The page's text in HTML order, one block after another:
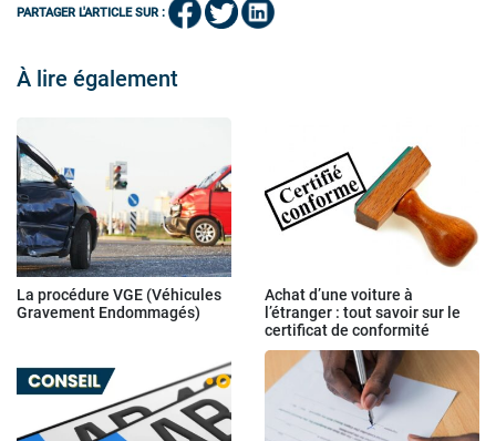
PARTAGER L'ARTICLE SUR :
À lire également
La procédure VGE (Véhicules
Gravement Endommagés)
Achat d’une voiture à
l’étranger : tout savoir sur le
certificat de conformité